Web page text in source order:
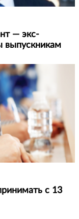
— экс-
выпускникам
с 13